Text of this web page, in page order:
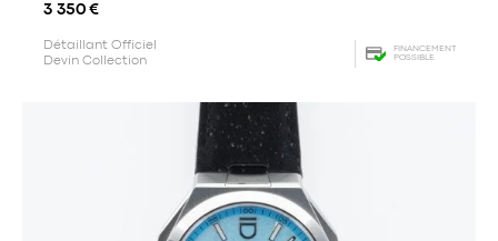
3 350 €
Détaillant Officiel
Devin Collection
FINANCEMENT
POSSIBLE